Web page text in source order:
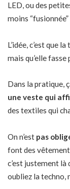
LED, ou des
moins
L’idée, c’est que
mais qu’elle fasse
Dans la pratique,
une veste qui
des textiles qui
On n’est pas
font des
c’est justement là
oubliez la techno,